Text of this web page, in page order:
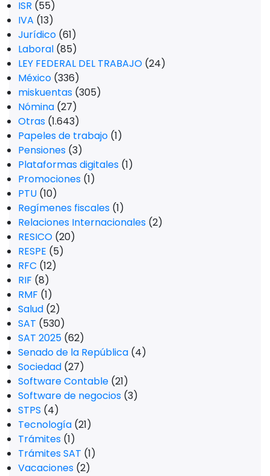
ISR (55)
IVA (13)
Jurídico (61)
Laboral (85)
LEY FEDERAL DEL TRABAJO (24)
México (336)
miskuentas (305)
Nómina (27)
Otras (1.643)
Papeles de trabajo (1)
Pensiones (3)
Plataformas digitales (1)
Promociones (1)
PTU (10)
Regímenes fiscales (1)
Relaciones Internacionales (2)
RESICO (20)
RESPE (5)
RFC (12)
RIF (8)
RMF (1)
Salud (2)
SAT (530)
SAT 2025 (62)
Senado de la República (4)
Sociedad (27)
Software Contable (21)
Software de negocios (3)
STPS (4)
Tecnología (21)
Trámites (1)
Trámites SAT (1)
Vacaciones (2)